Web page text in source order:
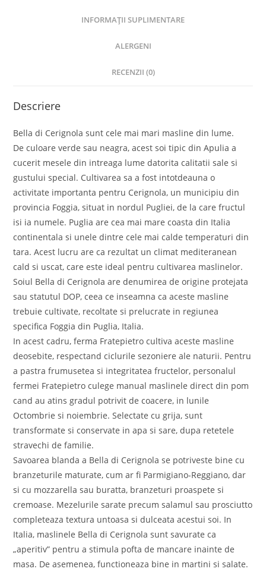
INFORMAȚII SUPLIMENTARE
ALERGENI
RECENZII (0)
Descriere
Bella di Cerignola sunt cele mai mari masline din lume.
De culoare verde sau neagra, acest soi tipic din Apulia a
cucerit mesele din intreaga lume datorita calitatii sale si
gustului special. Cultivarea sa a fost intotdeauna o
activitate importanta pentru Cerignola, un municipiu din
provincia Foggia, situat in nordul Pugliei, de la care fructul
isi ia numele. Puglia are cea mai mare coasta din Italia
continentala si unele dintre cele mai calde temperaturi din
tara. Acest lucru are ca rezultat un climat mediteranean
cald si uscat, care este ideal pentru cultivarea maslinelor.
Soiul Bella di Cerignola are denumirea de origine protejata
sau statutul DOP, ceea ce inseamna ca aceste masline
trebuie cultivate, recoltate si prelucrate in regiunea
specifica Foggia din Puglia, Italia.
In acest cadru, ferma Fratepietro cultiva aceste masline
deosebite, respectand ciclurile sezoniere ale naturii. Pentru
a pastra frumusetea si integritatea fructelor, personalul
fermei Fratepietro culege manual maslinele direct din pom
cand au atins gradul potrivit de coacere, in lunile
Octombrie si noiembrie. Selectate cu grija, sunt
transformate si conservate in apa si sare, dupa retetele
stravechi de familie.
Savoarea blanda a Bella di Cerignola se potriveste bine cu
branzeturile maturate, cum ar fi Parmigiano-Reggiano, dar
si cu mozzarella sau buratta, branzeturi proaspete si
cremoase. Mezelurile sarate precum salamul sau prosciutto
completeaza textura untoasa si dulceata acestui soi. In
Italia, maslinele Bella di Cerignola sunt savurate ca
„aperitiv” pentru a stimula pofta de mancare inainte de
masa. De asemenea, functioneaza bine in martini si salate.